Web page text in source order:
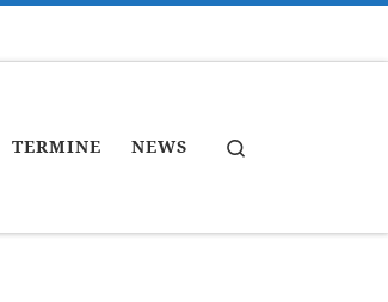
TERMINE NEWS